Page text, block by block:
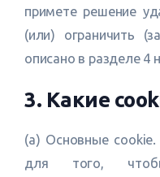
примете решение
(или) ограничить
описано в разделе 4
3. Какие
(а) Основные
для того,